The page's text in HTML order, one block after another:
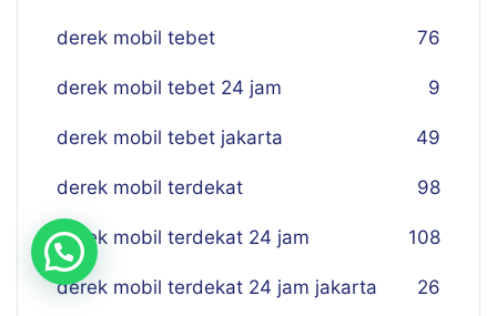
derek mobil tebet 76
derek mobil tebet 24 jam 9
derek mobil tebet jakarta 49
derek mobil terdekat 98
derek mobil terdekat 24 jam 108
derek mobil terdekat 24 jam jakarta 26